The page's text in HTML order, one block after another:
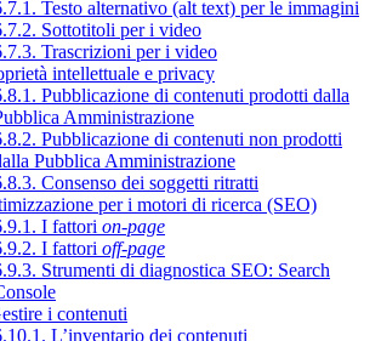
Testo alternativo (alt text) per le immagini
Sottotitoli per i video
Trascrizioni per i video
intellettuale e privacy
Pubblicazione di contenuti prodotti dalla
Amministrazione
Pubblicazione di contenuti non prodotti
Pubblica Amministrazione
Consenso dei soggetti ritratti
per i motori di ricerca (SEO)
I fattori on-page
I fattori off-page
Strumenti di diagnostica SEO: Search
i contenuti
L’inventario dei contenuti